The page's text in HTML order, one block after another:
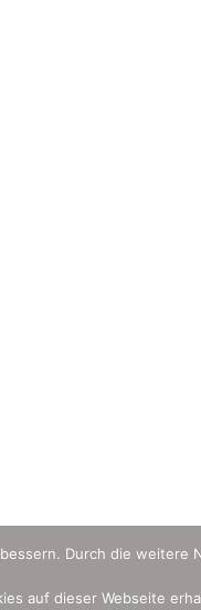
Durch die
auf dieser Webseite